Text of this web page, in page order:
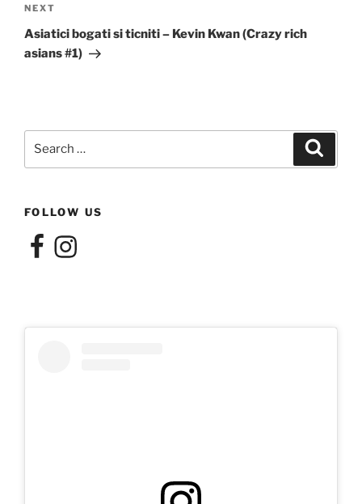
Next
Post
NEXT
Asiatici bogati si ticniti – Kevin Kwan (Crazy rich
asians #1)
FOLLOW US
FacebookInstagram